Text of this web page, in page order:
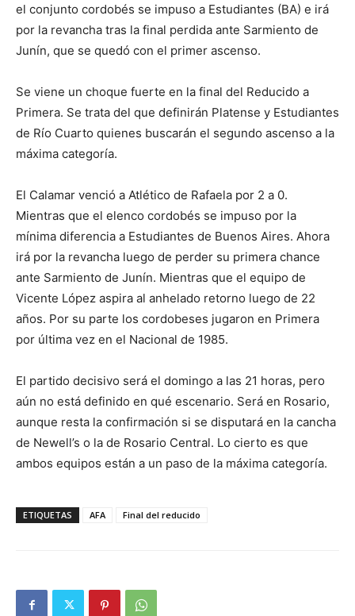
el conjunto cordobés se impuso a Estudiantes (BA) e irá
por la revancha tras la final perdida ante Sarmiento de
Junín, que se quedó con el primer ascenso.
Se viene un choque fuerte en la final del Reducido a
Primera. Se trata del que definirán Platense y Estudiantes
de Río Cuarto quienes buscarán el segundo ascenso a la
máxima categoría.
El Calamar venció a Atlético de Rafaela por 2 a 0.
Mientras que el elenco cordobés se impuso por la
mínima diferencia a Estudiantes de Buenos Aires. Ahora
irá por la revancha luego de perder su primera chance
ante Sarmiento de Junín. Mientras que el equipo de
Vicente López aspira al anhelado retorno luego de 22
años. Por su parte los cordobeses jugaron en Primera
por última vez en el Nacional de 1985.
El partido decisivo será el domingo a las 21 horas, pero
aún no está definido en qué escenario. Será en Rosario,
aunque resta la confirmación si se disputará en la cancha
de Newell’s o la de Rosario Central. Lo cierto es que
ambos equipos están a un paso de la máxima categoría.
ETIQUETAS AFA Final del reducido